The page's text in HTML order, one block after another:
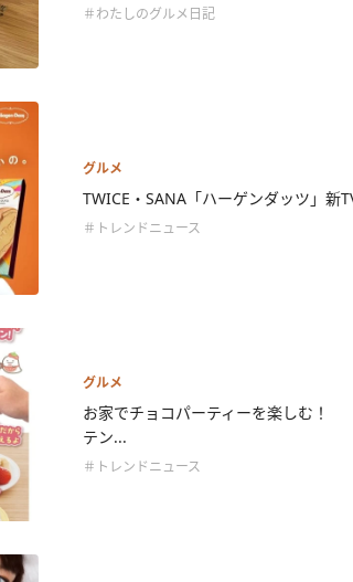
＃わたしのグルメ日記
グルメ
TWICE・SANA「ハーゲンダッツ」
＃トレンドニュース
グルメ
お家でチョコパーティーを楽しむ！
テン...
＃トレンドニュース